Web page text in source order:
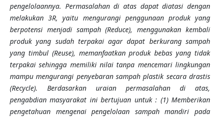
pengelolaannya. Permasalahan di atas dapat diatasi dengan
melakukan 3R, yaitu mengurangi penggunaan produk yang
berpotensi menjadi sampah (Reduce), menggunakan kembali
produk yang sudah terpakai agar dapat berkurang sampah
yang timbul (Reuse), memanfaatkan produk bebas yang tidak
terpakai sehingga memiliki nilai tanpa mencemari lingkungan
mampu mengurangi penyebaran sampah plastik secara drastis
(Recycle).
Berdasarkan uraian permasalahan di atas,
pengabdian masyarakat ini bertujuan untuk : (1) Memberikan
pengetahuan mengenai pengelolaan sampah mandiri pada